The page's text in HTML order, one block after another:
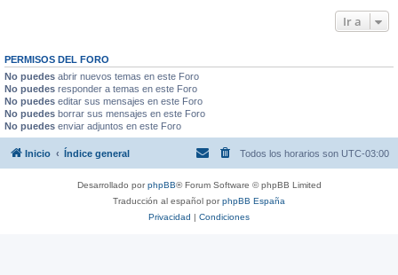
Ir a
PERMISOS DEL FORO
No puedes abrir nuevos temas en este Foro
No puedes responder a temas en este Foro
No puedes editar sus mensajes en este Foro
No puedes borrar sus mensajes en este Foro
No puedes enviar adjuntos en este Foro
Inicio Índice general Todos los horarios son UTC-03:00
Desarrollado porphpBB® Forum Software © phpBB Limited
Traducción al español porphpBB España
Privacidad | Condiciones